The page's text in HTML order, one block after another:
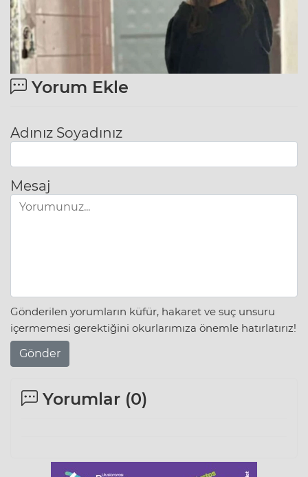
Yorum Ekle
Adınız Soyadınız
Mesaj
Gönderilen yorumların küfür, hakaret ve suç unsuru
içermemesi gerektiğini okurlarımıza önemle hatırlatırız!
Gönder
Yorumlar (0)